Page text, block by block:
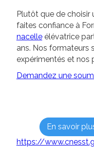
Plutôt que de choisir
faites confiance à
nacelleélévatrice
ans. Nos formateurs
expérimentés et nos
Demandez une
En savoir
https://